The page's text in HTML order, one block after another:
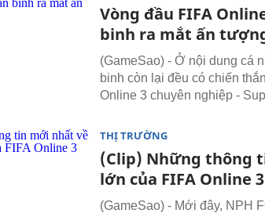
Vòng đầu FIFA
binh ra mắt ấn
(GameSao) - Ở nội dung cá
binh còn lại đều có chiến
Online 3 chuyên nghiệp -
THỊ TRƯỜNG
(Clip) Những thông
lớn của FIFA Online 3
(GameSao) - Mới đây, NPH